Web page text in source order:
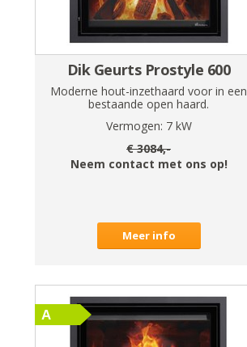
Dik Geurts Prostyle 600
Moderne hout-inzethaard voor in een
bestaande open haard.
Vermogen: 7kW
€3084,-
Neem contact met ons op!
Meer info